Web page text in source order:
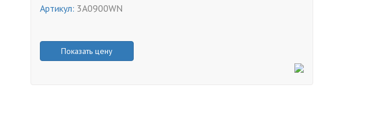
Артикул: 3A0900WN
Показать цену